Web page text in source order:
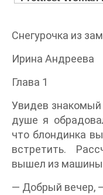
Снегурочка из
Ирина Андреева
Глава 1
Увидев знакомый
душе я
что блондинка
встретить.
вышел из машины
— Добрый вечер,